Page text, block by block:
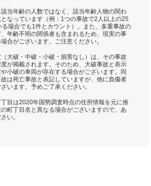
該当年齢の人数ではなく、該当年齢人物の関わ
なっています（例：1つの事故で2人以上の25
る場合でも1件とカウント）。また、多重事故の
年齢不明の関係者も含まれるため、現実の事
合がございます。ご注意ください。
（大破・中破・小破・損害なし）は、その事故
が掲載されます。そのため、大破事故と表示
小破の車両が存在する場合がございます。同
は死亡事故と表記していますが、他に負傷者
います。予めご了承ください。
丁目は2020年国勢調査時点の住所情報を元に推
町丁目名と異なる場合がございますので、あ
い。